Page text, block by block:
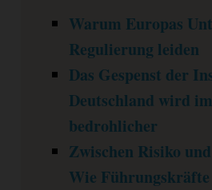
Warum Europas
Regulierung leiden
Das Gespenst der
Deutschland wird
bedrohlicher
Zwischen Risiko
Wie